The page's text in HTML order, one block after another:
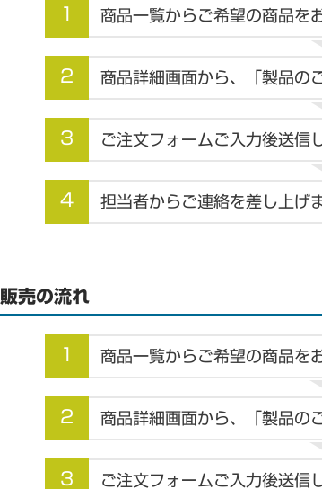
1 商品一覧からご希望の商品を
2 商品詳細画面から、「製品の
3 ご注文フォームご入力後送信
4 担当者からご連絡を差し上げ
販売の流れ
1 商品一覧からご希望の商品を
2 商品詳細画面から、「製品の
3 ご注文フォームご入力後送信